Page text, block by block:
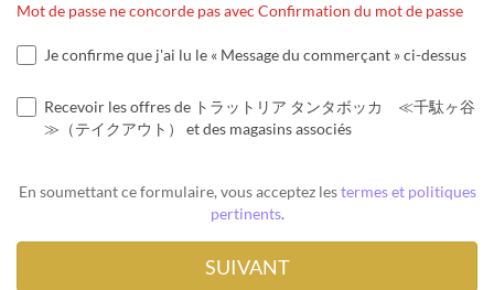
Mot de passe ne concorde pas avec Confirmation du mot de passe
Je confirme que j'ai lu le « Message du commerçant » ci-dessus
Recevoir les offres de トラットリア タンタボッカ ≪千駄ヶ谷
≫（テイクアウト） et des magasins associés
En soumettant ce formulaire, vous acceptez lestermes et politiques
pertinents.